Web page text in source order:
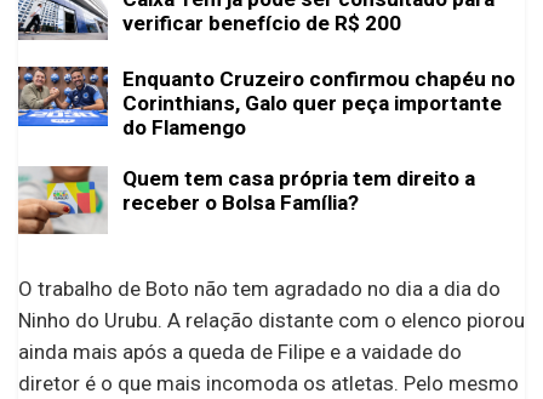
verificar benefício de R$ 200
Enquanto Cruzeiro confirmou chapéu no
Corinthians, Galo quer peça importante
do Flamengo
Quem tem casa própria tem direito a
receber o Bolsa Família?
O trabalho de Boto não tem agradado no dia a dia do
Ninho do Urubu. A relação distante com o elenco piorou
ainda mais após a queda de Filipe e a vaidade do
diretor é o que mais incomoda os atletas. Pelo mesmo